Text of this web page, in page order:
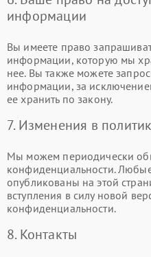
информации
Вы имеете право
информации, которую мы
нее. Вы также можете
информации, за
ее хранить по закону.
7. Изменения в
Мы можем периодически
конфиденциальности.
опубликованы на этой
вступления в силу новой
конфиденциальности.
8. Контакты